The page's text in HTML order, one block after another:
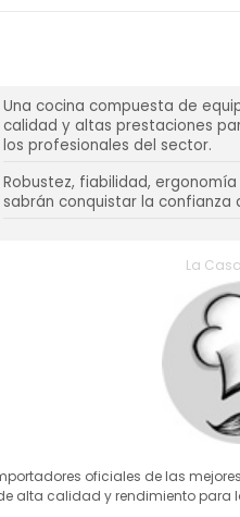
Una cocina compuesta de
calidad y altas prestaciones
los profesionales del sector.
Robustez, fiabilidad,
sabrán conquistar la confianza
La
oficiales de las
alta calidad y rendimiento para